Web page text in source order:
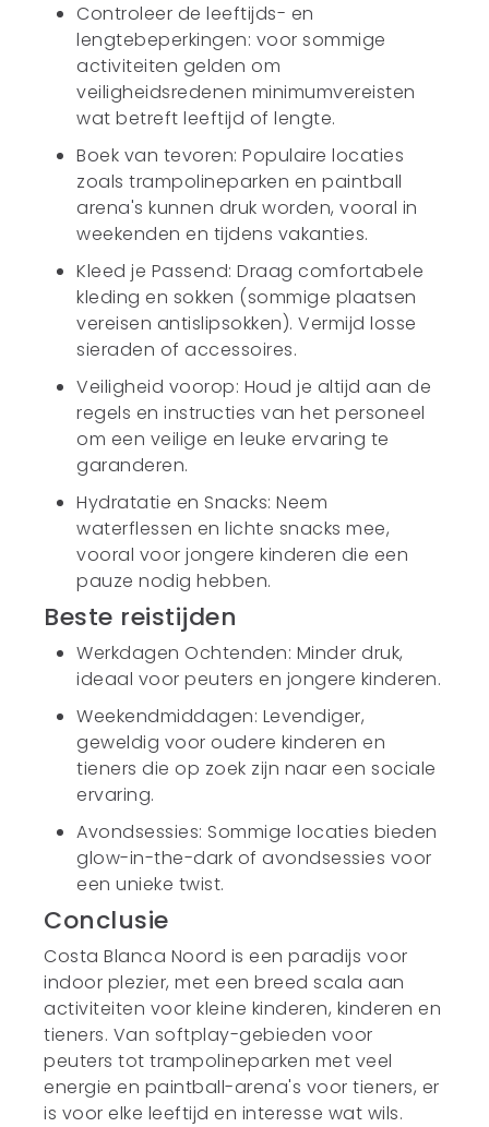
Controleer de leeftijds- en
lengtebeperkingen: voor sommige
activiteiten gelden om
veiligheidsredenen minimumvereisten
wat betreft leeftijd of lengte.
Boek van tevoren: Populaire locaties
zoals trampolineparken en paintball
arena's kunnen druk worden, vooral in
weekenden en tijdens vakanties.
Kleed je Passend: Draag comfortabele
kleding en sokken (sommige plaatsen
vereisen antislipsokken). Vermijd losse
sieraden of accessoires.
Veiligheid voorop: Houd je altijd aan de
regels en instructies van het personeel
om een veilige en leuke ervaring te
garanderen.
Hydratatie en Snacks: Neem
waterflessen en lichte snacks mee,
vooral voor jongere kinderen die een
pauze nodig hebben.
Beste reistijden
Werkdagen Ochtenden: Minder druk,
ideaal voor peuters en jongere kinderen.
Weekendmiddagen: Levendiger,
geweldig voor oudere kinderen en
tieners die op zoek zijn naar een sociale
ervaring.
Avondsessies: Sommige locaties bieden
glow-in-the-dark of avondsessies voor
een unieke twist.
Conclusie
Costa Blanca Noord is een paradijs voor
indoor plezier, met een breed scala aan
activiteiten voor kleine kinderen, kinderen en
tieners. Van softplay-gebieden voor
peuters tot trampolineparken met veel
energie en paintball-arena's voor tieners, er
is voor elke leeftijd en interesse wat wils.